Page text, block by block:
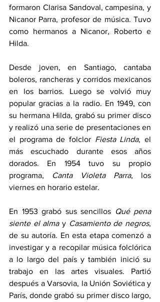
formaron Clarisa Sandoval, campesina, y
Nicanor Parra, profesor de música. Tuvo
como hermanos a Nicanor, Roberto e
Hilda.
Desde joven, en Santiago, cantaba
boleros, rancheras y corridos mexicanos
en los barrios. Luego se volvió muy
popular gracias a la radio. En 1949, con
su hermana Hilda, grabó su primer disco
y realizó una serie de presentaciones en
el programa de folclor Fiesta Linda, el
más escuchado durante esos años
dorados. En 1954 tuvo su propio
programa, Canta Violeta Parra, los
viernes en horario estelar.
En 1953 grabó sus sencillos Qué pena
siente el alma y Casamiento de negros,
de su autoría. En esta etapa comenzó a
investigar y a recopilar música folclórica
a lo largo del país y también inició su
trabajo en las artes visuales. Partió
después a Varsovia, la Unión Soviética y